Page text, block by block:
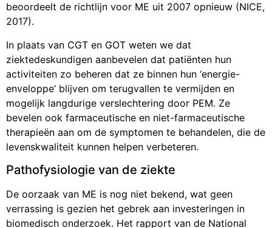
beoordeelt de richtlijn voor ME uit 2007 opnieuw (NICE,
2017).
In plaats van CGT en GOT weten we dat
ziektedeskundigen aanbevelen dat patiënten hun
activiteiten zo beheren dat ze binnen hun ‘energie-
enveloppe’ blijven om terugvallen te vermijden en
mogelijk langdurige verslechtering door PEM. Ze
bevelen ook farmaceutische en niet-farmaceutische
therapieën aan om de symptomen te behandelen, die de
levenskwaliteit kunnen helpen verbeteren.
Pathofysiologie van de ziekte
De oorzaak van ME is nog niet bekend, wat geen
verrassing is gezien het gebrek aan investeringen in
biomedisch onderzoek. Het rapport van de National